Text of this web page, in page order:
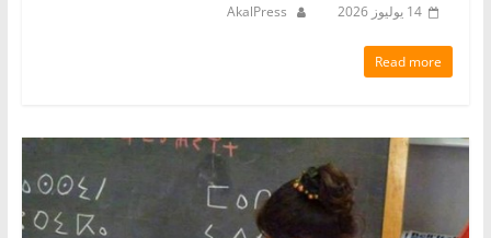
14 يوليوز 2026 AkalPress
Read more